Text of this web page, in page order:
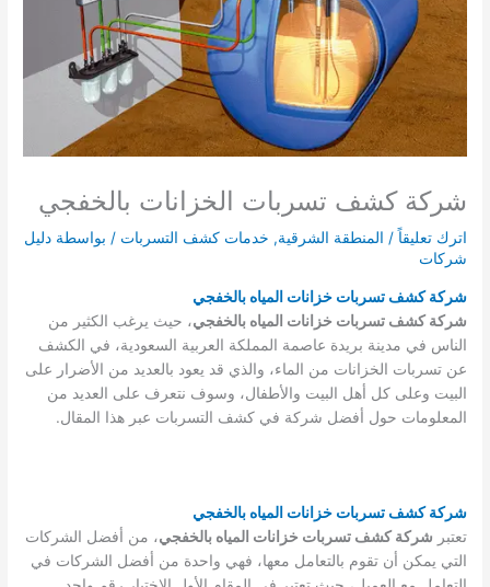
شركة كشف تسربات الخزانات بالخفجي
اترك تعليقاً / المنطقة الشرقية, خدمات كشف التسربات / بواسطة دليل
شركات
شركة كشف تسربات خزانات المياه بالخفجي
شركة كشف تسربات خزانات المياه بالخفجي، حيث يرغب الكثير من
الناس في مدينة بريدة عاصمة المملكة العربية السعودية، في الكشف
عن تسربات الخزانات من الماء، والذي قد يعود بالعديد من الأضرار على
البيت وعلى كل أهل البيت والأطفال، وسوف نتعرف على العديد من
المعلومات حول أفضل شركة في كشف التسربات عبر هذا المقال.
شركة كشف تسربات خزانات المياه بالخفجي
تعتبر شركة كشف تسربات خزانات المياه بالخفجي، من أفضل الشركات
التي يمكن أن تقوم بالتعامل معها، فهي واحدة من أفضل الشركات في